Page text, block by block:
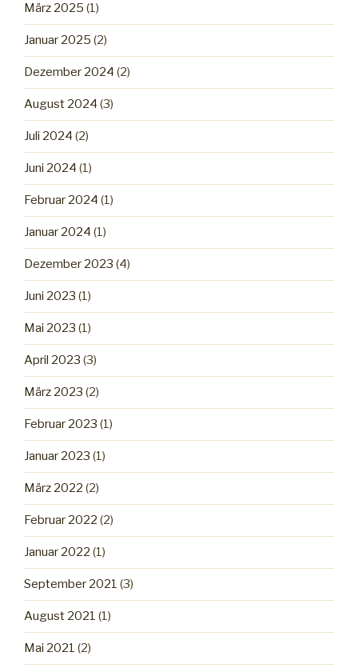
März 2025 (1)
Januar 2025 (2)
Dezember 2024 (2)
August 2024 (3)
Juli 2024 (2)
Juni 2024 (1)
Februar 2024 (1)
Januar 2024 (1)
Dezember 2023 (4)
Juni 2023 (1)
Mai 2023 (1)
April 2023 (3)
März 2023 (2)
Februar 2023 (1)
Januar 2023 (1)
März 2022 (2)
Februar 2022 (2)
Januar 2022 (1)
September 2021 (3)
August 2021 (1)
Mai 2021 (2)